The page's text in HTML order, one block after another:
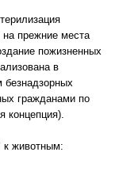
прежние места
пожизненных
в
безнадзорных
гражданами по
концепция).
к животным: